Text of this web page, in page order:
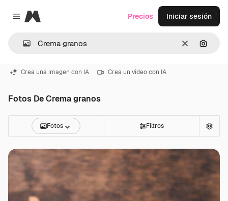
Close menu
Magnific
Borrar
Precios Iniciar sesión
Crea una imagen con IA Crea un vídeo con IA
Fotos De Crema granos
Fotos Filtros